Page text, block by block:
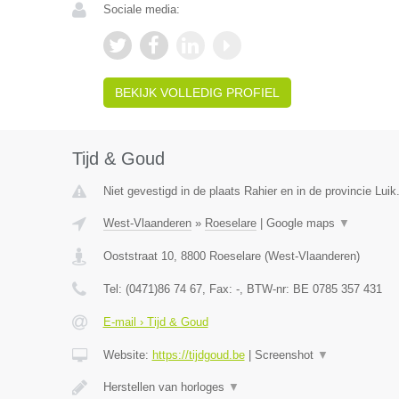
Sociale media:
BEKIJK VOLLEDIG PROFIEL
Tijd & Goud
Niet gevestigd in de plaats Rahier en in de provincie Luik.
West-Vlaanderen» Roeselare| Google maps ▼
Ooststraat 10, 8800 Roeselare(West-Vlaanderen)
Tel: (0471)86 74 67, Fax: -, BTW-nr: BE 0785 357 431
E-mail › Tijd & Goud
Website: https://tijdgoud.be| Screenshot ▼
Herstellen van horloges ▼